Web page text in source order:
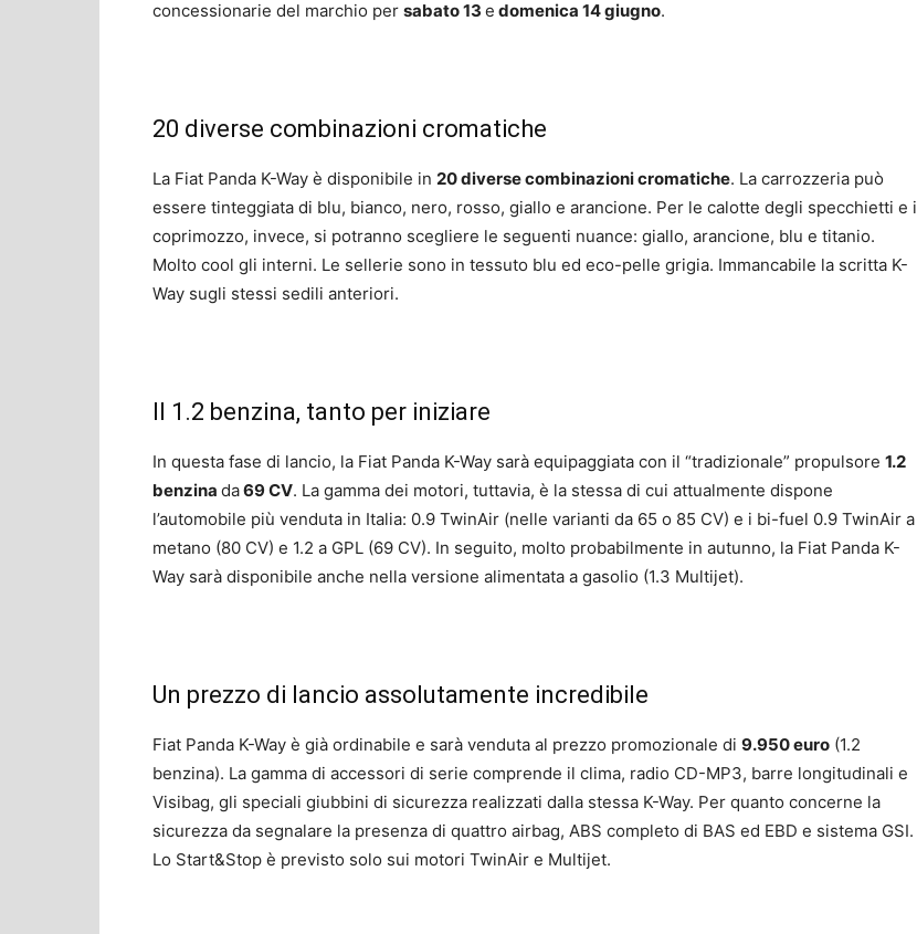
concessionarie del marchio per sabato 13 e domenica 14 giugno.
20 diverse combinazioni cromatiche
La Fiat Panda K-Way è disponibile in 20 diverse combinazioni cromatiche. La carrozzeria può
essere tinteggiata di blu, bianco, nero, rosso, giallo e arancione. Per le calotte degli specchietti e i
coprimozzo, invece, si potranno scegliere le seguenti nuance: giallo, arancione, blu e titanio.
Molto cool gli interni. Le sellerie sono in tessuto blu ed eco-pelle grigia. Immancabile la scritta K-
Way sugli stessi sedili anteriori.
Il 1.2 benzina, tanto per iniziare
In questa fase di lancio, la Fiat Panda K-Way sarà equipaggiata con il “tradizionale” propulsore 1.2
benzina da69 CV. La gamma dei motori, tuttavia, è la stessa di cui attualmente dispone
l’automobile più venduta in Italia: 0.9 TwinAir (nelle varianti da 65 o 85 CV) e i bi-fuel 0.9 TwinAir a
metano (80 CV) e 1.2 a GPL (69 CV). In seguito, molto probabilmente in autunno, la Fiat Panda K-
Way sarà disponibile anche nella versione alimentata a gasolio (1.3 Multijet).
Un prezzo di lancio assolutamente incredibile
Fiat Panda K-Way è già ordinabile e sarà venduta al prezzo promozionale di 9.950 euro (1.2
benzina). La gamma di accessori di serie comprende il clima, radio CD-MP3, barre longitudinali e
Visibag, gli speciali giubbini di sicurezza realizzati dalla stessa K-Way. Per quanto concerne la
sicurezza da segnalare la presenza di quattro airbag, ABS completo di BAS ed EBD e sistema GSI.
Lo Start&Stop è previsto solo sui motori TwinAir e Multijet.